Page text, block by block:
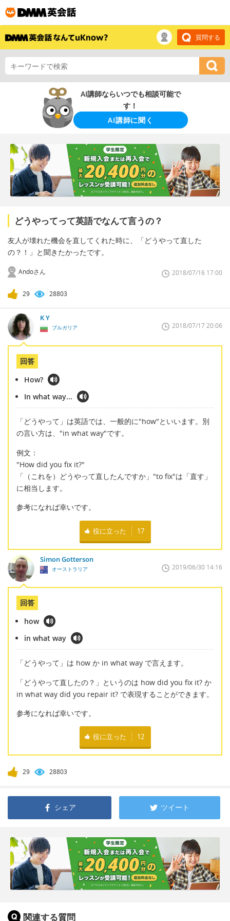
質問する
AI講師ならいつでも相談可能で
す！
AI講師に聞く
どうやってって英語でなんて言うの？
友人が壊れた機会を直してくれた時に、「どうやって直した
の？！」と聞きたかったです。
Andoさん 2018/07/16 17:00
29 28803
K Y
ブルガリア 2018/07/17 20:06
回答
How?
In what way...
「どうやって」は英語では、一般的に"how"といいます。別
の言い方は、"in what way"です。
例文：
"How did you fix it?"
「（これを）どうやって直したんですか」"to fix"は「直す」
に相当します。
参考になれば幸いです。
役に立った 17
Simon Gotterson
オーストラリア 2019/06/30 14:16
回答
how
in what way
「どうやって」は how か in what way で言えます。
「どうやって直したの？」というのは how did you fix it? か
in what way did you repair it? で表現することができます。
参考になれば幸いです。
役に立った 12
29 28803
シェア ツイート
関連する質問